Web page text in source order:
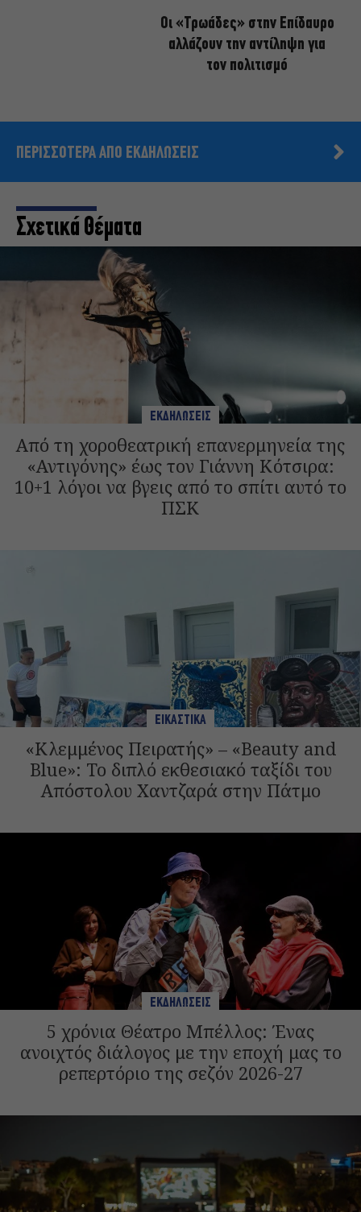
Οι «Τρωάδες» στην Επίδαυρο
αλλάζουν την αντίληψη για
τον πολιτισμό
ΠΕΡΙΣΣΟΤΕΡΑ ΑΠΟ ΕΚΔΗΛΩΣΕΙΣ
Σχετικά Θέματα
ΕΚΔΗΛΩΣΕΙΣ
Από τη χοροθεατρική επανερμηνεία της
«Αντιγόνης» έως τον Γιάννη Κότσιρα:
10+1 λόγοι να βγεις από το σπίτι αυτό το
ΠΣΚ
ΕΙΚΑΣΤΙΚΑ
«Κλεμμένος Πειρατής» – «Beauty and
Blue»: Το διπλό εκθεσιακό ταξίδι του
Απόστολου Χαντζαρά στην Πάτμο
ΕΚΔΗΛΩΣΕΙΣ
5 χρόνια Θέατρο Μπέλλος: Ένας
ανοιχτός διάλογος με την εποχή μας το
ρεπερτόριο της σεζόν 2026-27